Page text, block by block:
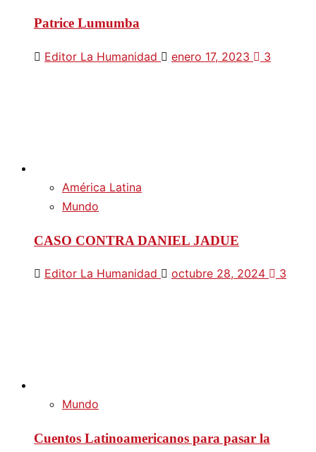
Patrice Lumumba
Editor La Humanidad enero 17, 2023 3
América Latina
Mundo
CASO CONTRA DANIEL JADUE
Editor La Humanidad octubre 28, 2024 3
Mundo
Cuentos Latinoamericanos para pasar la